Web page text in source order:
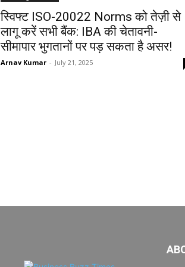
स्विफ्ट ISO-20022 Norms को तेज़ी से
लागू करें सभी बैंक: IBA की चेतावनी-
सीमापार भुगतानों पर पड़ सकता है असर!
Arnav Kumar - July 21, 2025